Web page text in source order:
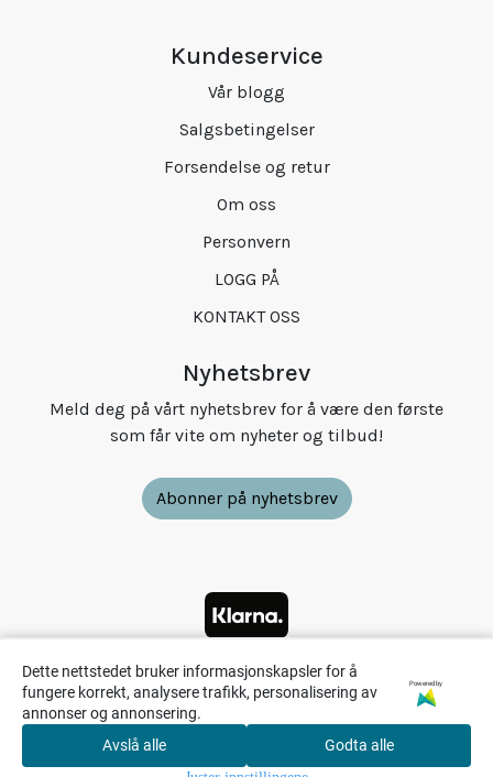
Dette nettstedet bruker informasjonskapsler for å
fungere korrekt, analysere trafikk, personalisering av
annonser og annonsering.
Powered by
Avslå alle Godta alle
Kundeservice
Vår blogg
Salgsbetingelser
Forsendelse og retur
Om oss
Personvern
LOGG PÅ
KONTAKT OSS
Nyhetsbrev
Meld deg på vårt nyhetsbrev for å være den første
som får vite om nyheter og tilbud!
Abonner på nyhetsbrev